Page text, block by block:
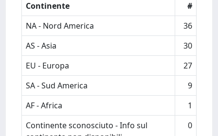
Continente
#
NA - Nord America
36
AS - Asia
30
EU - Europa
27
SA - Sud America
9
AF - Africa
1
Continente sconosciuto - Info sul
0